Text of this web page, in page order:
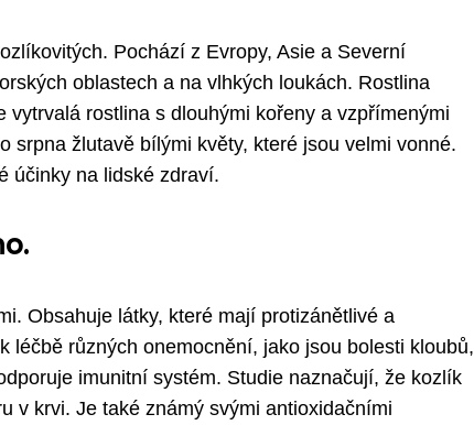
Pochází z Evropy, Asie a Severní
oblastech a na vlhkých loukách. Rostlina
rostlina s dlouhými kořeny a vzpřímenými
srpna žlutavě bílými květy, které jsou velmi vonné.
účinky na lidské zdraví.
Obsahuje látky, které mají protizánětlivé a
léčbě různých onemocnění, jako jsou bolesti kloubů,
imunitní systém. Studie naznačují, že kozlík
v krvi. Je také známý svými antioxidačními